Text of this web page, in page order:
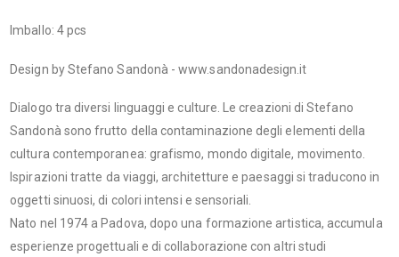
Imballo: 4 pcs
Design by Stefano Sandonà - www.sandonadesign.it
Dialogo tra diversi linguaggi e culture. Le creazioni di Stefano
Sandonà sono frutto della contaminazione degli elementi della
cultura contemporanea: grafismo, mondo digitale, movimento.
Ispirazioni tratte da viaggi, architetture e paesaggi si traducono in
oggetti sinuosi, di colori intensi e sensoriali.
Nato nel 1974 a Padova, dopo una formazione artistica, accumula
esperienze progettuali e di collaborazione con altri studi